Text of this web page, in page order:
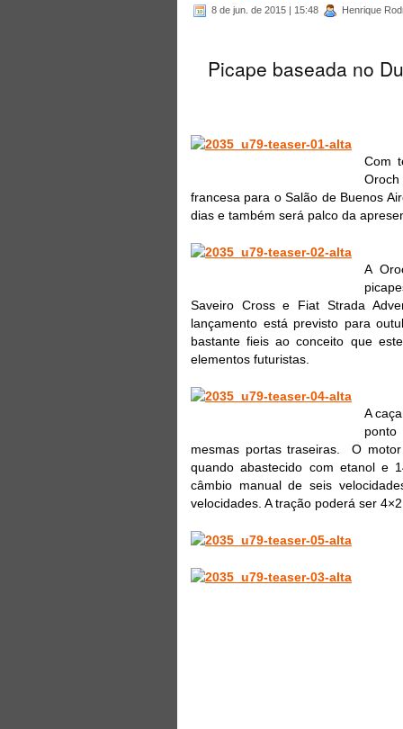
8 de jun. de 2015 | 15:48 Henrique
Picape baseada no
Com
Oroch
francesa para o Salão de Buenos
dias e também será palco da
A
Saveiro Cross e Fiat Strada
lançamento está previsto para
bastante fieis ao conceito que
elementos futuristas.
A
mesmas portas traseiras. O
quando abastecido com etanol e
câmbio manual de seis
velocidades. A tração poderá ser 4×2